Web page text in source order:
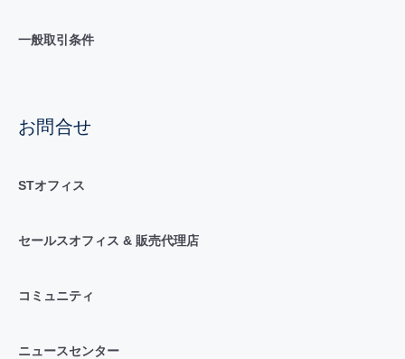
一般取引条件
お問合せ
STオフィス
セールスオフィス & 販売代理店
コミュニティ
ニュースセンター